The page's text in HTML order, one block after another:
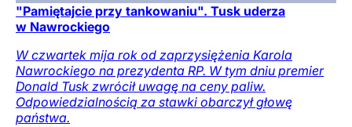
"Pamiętajcie przy tankowaniu". Tusk uderza
w Nawrockiego
W czwartek mija rok od zaprzysiężenia Karola
Nawrockiego na prezydenta RP. W tym dniu premier
Donald Tusk zwrócił uwagę na ceny paliw.
Odpowiedzialnością za stawki obarczył głowę
państwa.